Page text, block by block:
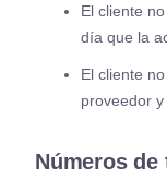
El cliente
día que la
El cliente
proveedor
Números